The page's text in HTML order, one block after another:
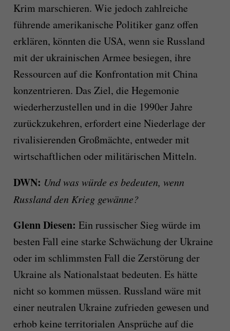
Krim marschieren. Wie jedoch zahlreiche
führende amerikanische Politiker ganz offen
erklären, könnten die USA, wenn sie Russland
mit der ukrainischen Armee besiegen, ihre
Ressourcen auf die Konfrontation mit China
konzentrieren. Das Ziel, die Hegemonie
wiederherzustellen und in die 1990er Jahre
zurückzukehren, erfordert eine Niederlage der
rivalisierenden Großmächte, entweder mit
wirtschaftlichen oder militärischen Mitteln.
DWN: Und was würde es bedeuten, wenn
Russland den Krieg gewänne?
Glenn Diesen: Ein russischer Sieg würde im
besten Fall eine starke Schwächung der Ukraine
oder im schlimmsten Fall die Zerstörung der
Ukraine als Nationalstaat bedeuten. Es hätte
nicht so kommen müssen. Russland wäre mit
einer neutralen Ukraine zufrieden gewesen und
erhob keine territorialen Ansprüche auf die